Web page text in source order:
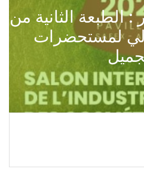
: الطبعة الثانية من
لمستحضرات